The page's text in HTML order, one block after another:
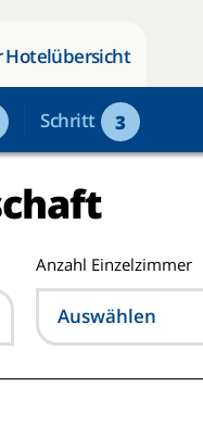
Hotelübersicht
Schritt 3
Anzahl Einzelzimmer
Auswählen